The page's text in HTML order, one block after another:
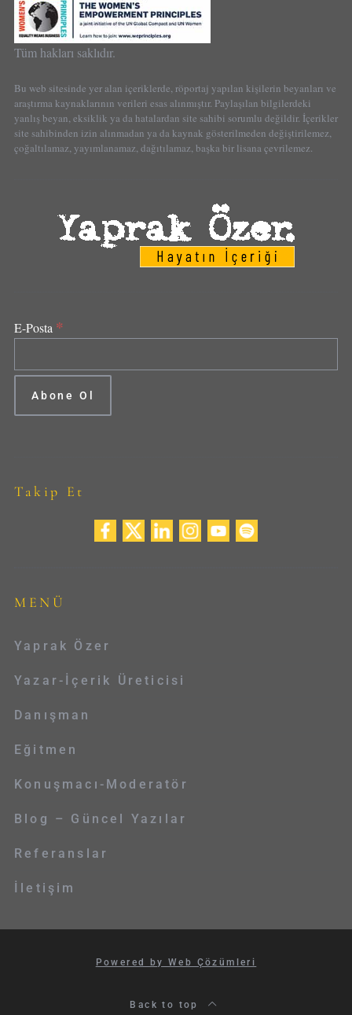
Tüm hakları saklıdır.
Bu web sitesinde yer alan içeriklerde, röportaj yapılan kişilerin beyanları ve
araştırma kaynaklarının verileri esas alınmıştır. Paylaşılan bilgilerdeki
yanlış beyan, eksiklik ya da hatalardan site sahibi sorumlu değildir. İçerikler
site sahibinden izin alınmadan ya da kaynak gösterilmeden değiştirilemez,
çoğaltılamaz, yayımlanamaz, dağıtılamaz, başka bir lisana çevrilemez.
E-Posta *
Takip Et
MENÜ
Yaprak Özer
Yazar-İçerik Üreticisi
Danışman
Eğitmen
Konuşmacı-Moderatör
Blog – Güncel Yazılar
Referanslar
İletişim
Powered by Web Çözümleri
Back to top